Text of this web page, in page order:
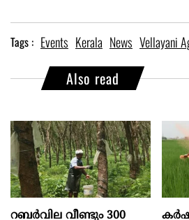
Tags : Events Kerala News Vellayani
Also read
റബർവില വീണ്ടും 300